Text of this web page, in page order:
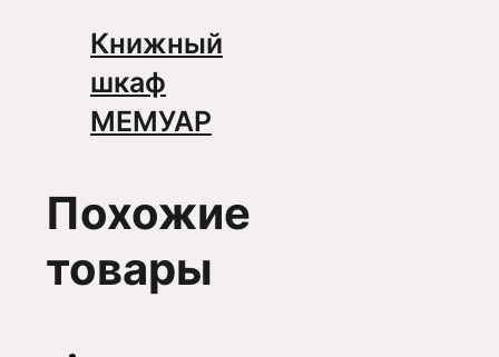
Книжный
шкаф
МЕМУАР
Похожие
товары